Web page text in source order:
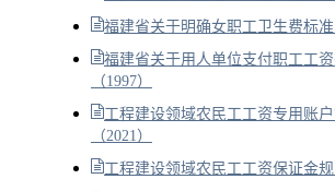
福建省关于明确女职工卫生费标准
福建省关于用人单位支付职工工
（1997）
工程建设领域农民工工资专用账
（2021）
工程建设领域农民工工资保证金规